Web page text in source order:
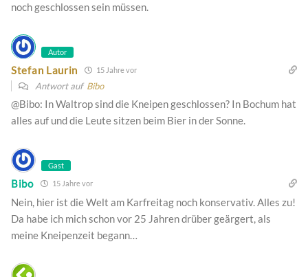
noch geschlossen sein müssen.
Autor
Stefan Laurin 15 Jahre vor
Antwort auf Bibo
@Bibo: In Waltrop sind die Kneipen geschlossen? In Bochum hat
alles auf und die Leute sitzen beim Bier in der Sonne.
Gast
Bibo 15 Jahre vor
Nein, hier ist die Welt am Karfreitag noch konservativ. Alles zu!
Da habe ich mich schon vor 25 Jahren drüber geärgert, als
meine Kneipenzeit begann…